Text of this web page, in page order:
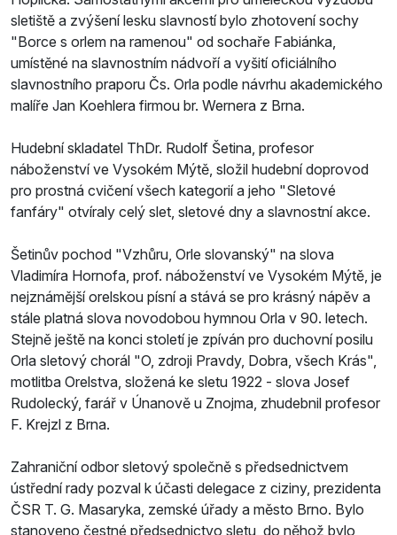
sletiště a zvýšení lesku slavností bylo zhotovení sochy
"Borce s orlem na ramenou" od sochaře Fabiánka,
umístěné na slavnostním nádvoří a vyšití oficiálního
slavnostního praporu Čs. Orla podle návrhu akademického
malíře Jan Koehlera firmou br. Wernera z Brna.
Hudební skladatel ThDr. Rudolf Šetina, profesor
náboženství ve Vysokém Mýtě, složil hudební doprovod
pro prostná cvičení všech kategorií a jeho "Sletové
fanfáry" otvíraly celý slet, sletové dny a slavnostní akce.
Šetinův pochod "Vzhůru, Orle slovanský" na slova
Vladimíra Hornofa, prof. náboženství ve Vysokém Mýtě, je
nejznámější orelskou písní a stává se pro krásný nápěv a
stále platná slova novodobou hymnou Orla v 90. letech.
Stejně ještě na konci století je zpíván pro duchovní posilu
Orla sletový chorál "O, zdroji Pravdy, Dobra, všech Krás",
motlitba Orelstva, složená ke sletu 1922 - slova Josef
Rudolecký, farář v Únanově u Znojma, zhudebnil profesor
F. Krejzl z Brna.
Zahraniční odbor sletový společně s předsednictvem
ústřední rady pozval k účasti delegace z ciziny, prezidenta
ČSR T. G. Masaryka, zemské úřady a město Brno. Bylo
stanoveno čestné předsednictvo sletu, do něhož bylo